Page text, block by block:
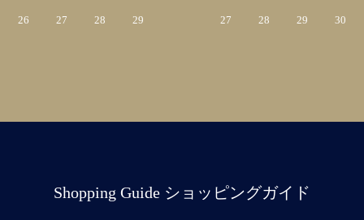
26 27 28 29 27 28 29 30
Shopping Guide ショッピングガイド